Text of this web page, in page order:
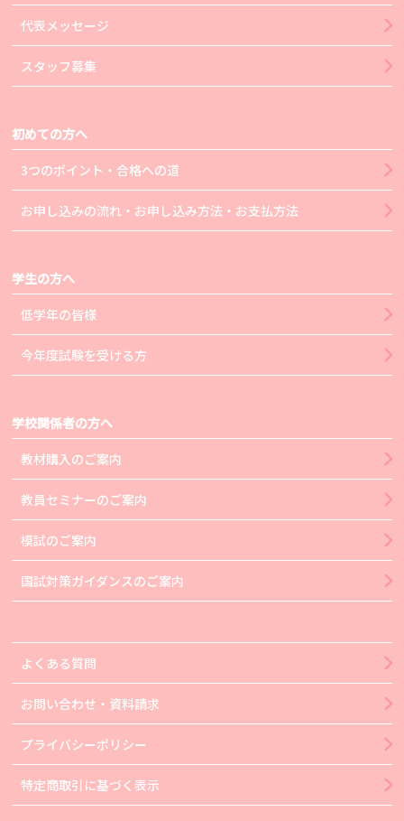
代表メッセージ
スタッフ募集
初めての方へ
3つのポイント・合格への道
お申し込みの流れ・お申し込み方法・お支払方法
学生の方へ
低学年の皆様
今年度試験を受ける方
学校関係者の方へ
教材購入のご案内
教員セミナーのご案内
模試のご案内
国試対策ガイダンスのご案内
よくある質問
お問い合わせ・資料請求
プライバシーポリシー
特定商取引に基づく表示